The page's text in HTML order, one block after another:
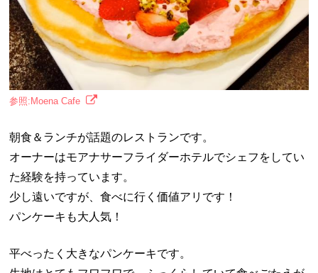
参照:Moena Cafe
朝食＆ランチが話題のレストランです。
オーナーはモアナサーフライダーホテルでシェフをしてい
た経験を持っています。
少し遠いですが、食べに行く価値アリです！
パンケーキも大人気！
平べったく大きなパンケーキです。